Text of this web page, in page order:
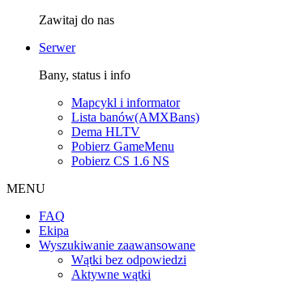
Zawitaj do nas
Serwer
Bany, status i info
Mapcykl i informator
Lista banów(AMXBans)
Dema HLTV
Pobierz GameMenu
Pobierz CS 1.6 NS
MENU
FAQ
Ekipa
Wyszukiwanie zaawansowane
Wątki bez odpowiedzi
Aktywne wątki